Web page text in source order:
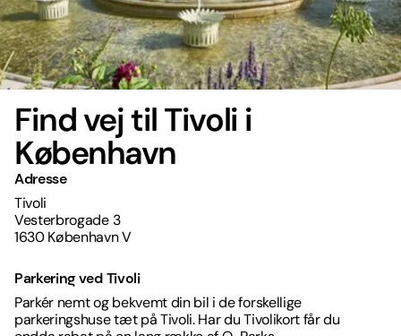
Find vej til Tivoli i
København
Adresse
Tivoli
Vesterbrogade 3
1630 København V
Parkering ved Tivoli
Parkér nemt og bekvemt din bil i de forskellige
parkeringshuse tæt på Tivoli. Har du Tivolikort får du